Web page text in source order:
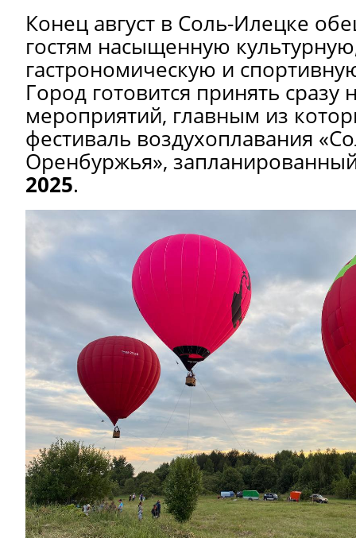
Конец август в Соль-Илецке
гостям насыщенную
гастрономическую и
Город готовится принять сразу
мероприятий, главным из
фестиваль воздухоплавания
Оренбуржья»,
2025.